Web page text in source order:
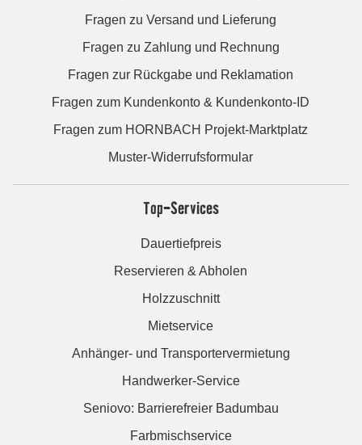
Fragen zu Versand und Lieferung
Fragen zu Zahlung und Rechnung
Fragen zur Rückgabe und Reklamation
Fragen zum Kundenkonto & Kundenkonto-ID
Fragen zum HORNBACH Projekt-Marktplatz
Muster-Widerrufsformular
Top-Services
Dauertiefpreis
Reservieren & Abholen
Holzzuschnitt
Mietservice
Anhänger- und Transportervermietung
Handwerker-Service
Seniovo: Barrierefreier Badumbau
Farbmischservice